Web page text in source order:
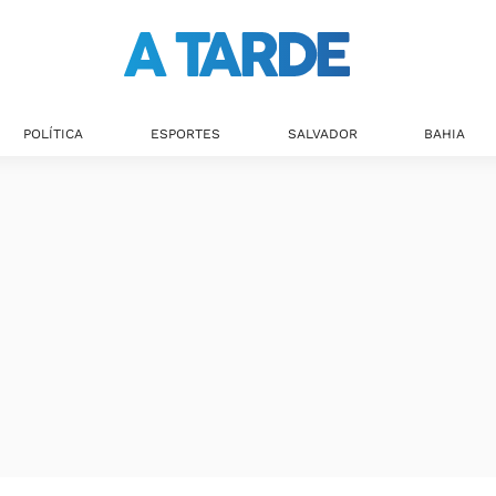
POLÍTICA ESPORTES SALVADOR BAHIA